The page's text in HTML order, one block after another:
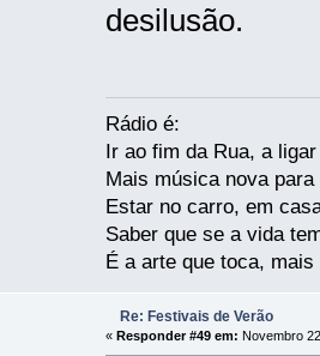
desilusão.
Rádio é:
Ir ao fim da Rua, a
Mais música nova
Estar no carro, em
Saber que se a vida
É a arte que toca,
Re: Festivais de Verão
« Responder #49 em: Novembro